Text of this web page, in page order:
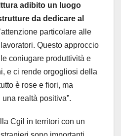
adibito un luogo
da dedicare al
particolare alle
Questo approccio
coniugare produttività e
e ci rende orgogliosi della
è rose e fiori, ma
realtà positiva”.
Cgil in territori con un